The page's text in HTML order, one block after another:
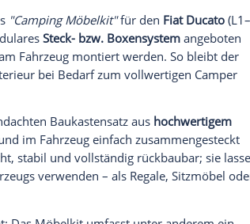
an, die sich direkt in
Ford Transit, Peugeot Boxer oder
sind für den Selbstausbau
notwendig ist – Nutzerinnen
und die Möbel selbst im Fahrzeug
Möbelmoduleund mehr als30
Sitzen, Küche und Stauraum
und mit wenig Werkzeug